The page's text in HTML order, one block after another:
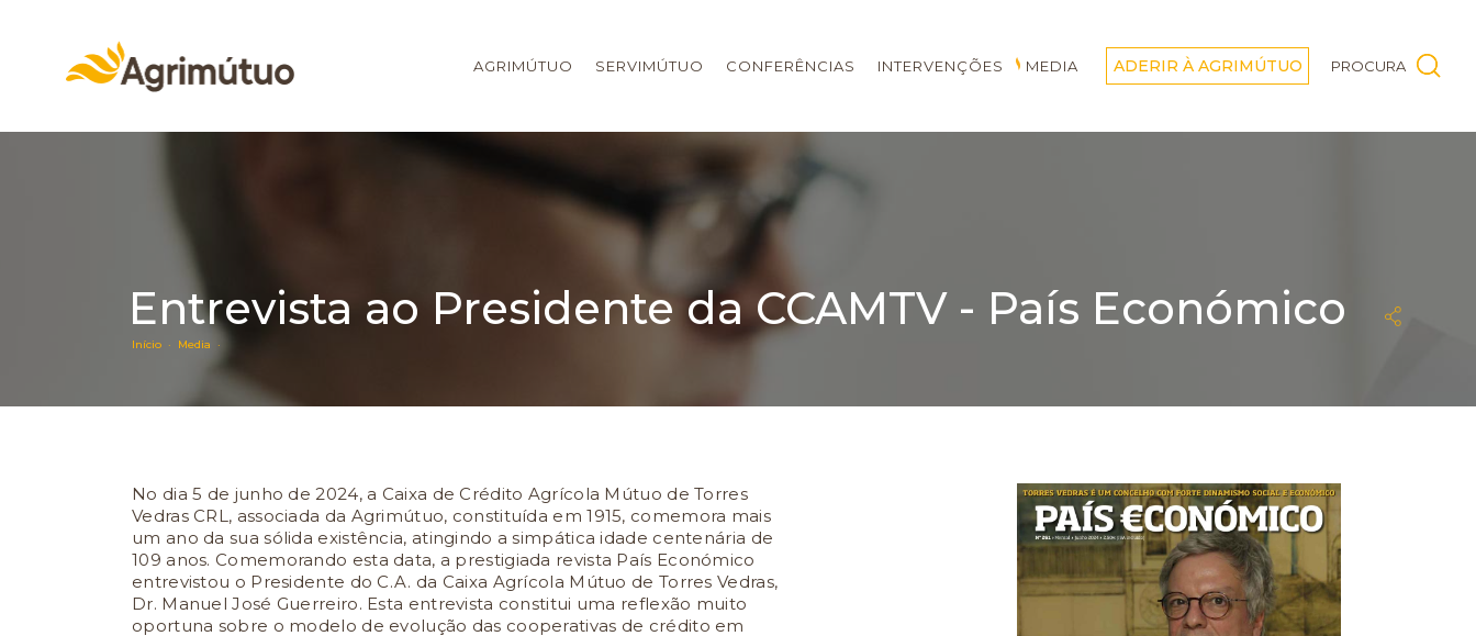
AGRIMÚTUO SERVIMÚTUO CONFERÊNCIAS INTERVENÇÕES MEDIA ADERIR À AGRIMÚTUO PROCURA
Entrevista ao Presidente da CCAMTV - País Económico
Início · Media ·
No dia 5 de junho de 2024, a Caixa de Crédito Agrícola Mútuo de Torres
Vedras CRL, associada da Agrimútuo, constituída em 1915, comemora mais
um ano da sua sólida existência, atingindo a simpática idade centenária de
109 anos. Comemorando esta data, a prestigiada revista País Económico
entrevistou o Presidente do C.A. da Caixa Agrícola Mútuo de Torres Vedras,
Dr. Manuel José Guerreiro. Esta entrevista constitui uma reflexão muito
oportuna sobre o modelo de evolução das cooperativas de crédito em